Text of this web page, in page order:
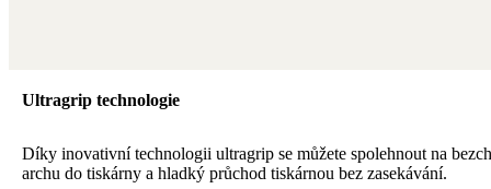
Ultragrip technologie
Díky inovativní technologii ultragrip se můžete spolehnout na
archu do tiskárny a hladký průchod tiskárnou bez zasekávání.